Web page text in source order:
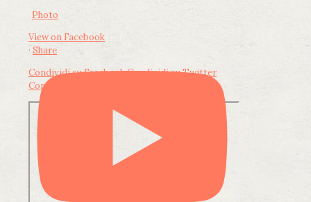
Photo
View on Facebook
· Share
Condividi su FacebookCondividi su Twitter
Condividi su LinkedIn